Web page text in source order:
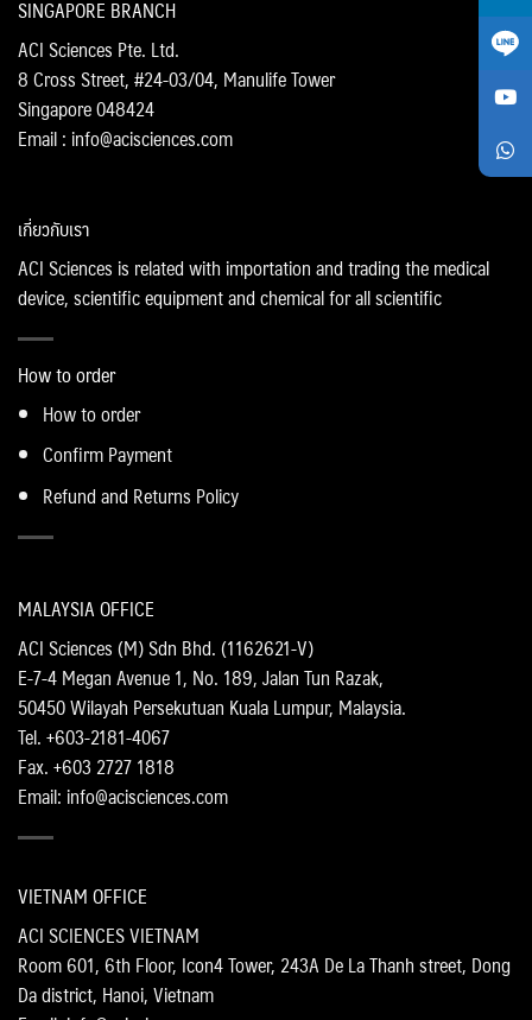
SINGAPORE BRANCH
ACI Sciences Pte. Ltd.
8 Cross Street, #24-03/04, Manulife Tower
Singapore 048424
Email : info@acisciences.com
MALAYSIA OFFICE
ACI Sciences (M) Sdn Bhd. (1162621-V)
E-7-4 Megan Avenue 1, No. 189, Jalan Tun Razak,
50450 Wilayah Persekutuan Kuala Lumpur, Malaysia.
Tel. +603-2181-4067
Fax. +603 2727 1818
Email: info@acisciences.com
VIETNAM OFFICE
ACI SCIENCES VIETNAM
Room 601, 6th Floor, Icon4 Tower, 243A De La Thanh street, Dong
Da district, Hanoi, Vietnam
เกี่ยวกับเรา
ACI Sciences is related with importation and trading the medical
device, scientific equipment and chemical for all scientific
How to order
How to order
Confirm Payment
Refund and Returns Policy